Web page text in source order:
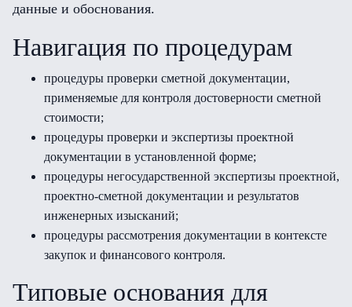
данные и обоснования.
Навигация по процедурам
процедуры проверки сметной документации,
применяемые для контроля достоверности сметной
стоимости;
процедуры проверки и экспертизы проектной
документации в установленной форме;
процедуры негосударственной экспертизы проектной,
проектно-сметной документации и результатов
инженерных изысканий;
процедуры рассмотрения документации в контексте
закупок и финансового контроля.
Типовые основания для